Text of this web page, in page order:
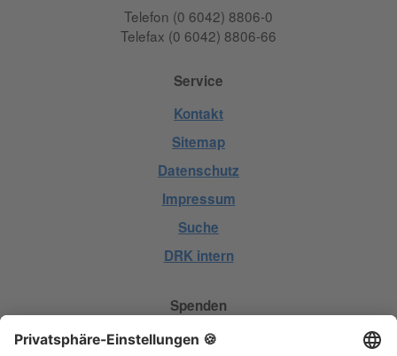
Telefon (0 6042) 8806-0
Telefax (0 6042) 8806-66
Service
Kontakt
Sitemap
Datenschutz
Impressum
Suche
DRK intern
Spenden
Geld spenden